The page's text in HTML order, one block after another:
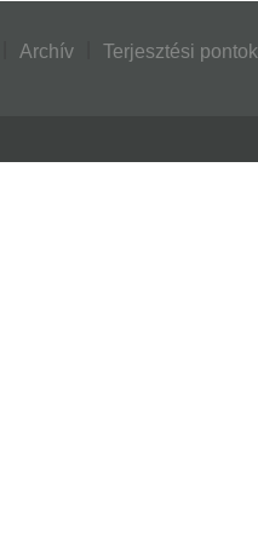
Archív Terjesztési pontok